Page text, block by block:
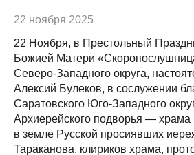
22 ноября 2025
22 Ноября, в Престольный
Божией Матери
Северо-Западного округа,
Алексий Булеков, в сослужении
Саратовского Юго-Западного
Архиерейского подворья — храма
в земле Русской просиявших
Тараканова, клириков храма,